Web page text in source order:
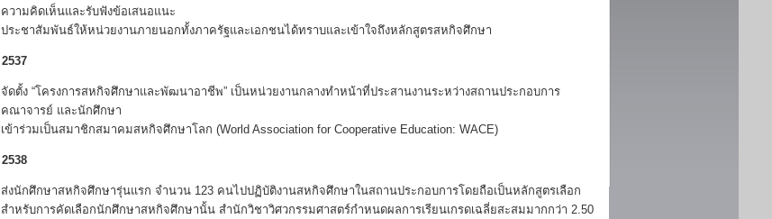
ความคิดเห็นและรับฟังข้อเสนอแนะ
ประชาสัมพันธ์ให้หน่วยงานภายนอกทั้งภาครัฐและเอกชนได้ทราบและเข้าใจถึงหลักสูตรสหกิจศึกษา
2537
จัดตั้ง “โครงการสหกิจศึกษาและพัฒนาอาชีพ” เป็นหน่วยงานกลางทำหน้าที่ประสานงานระหว่างสถานประกอบการ
คณาจารย์ และนักศึกษา
เข้าร่วมเป็นสมาชิกสมาคมสหกิจศึกษาโลก (World Association for Cooperative Education: WACE)
2538
ส่งนักศึกษาสหกิจศึกษารุ่นแรก จำนวน 123 คนไปปฏิบัติงานสหกิจศึกษาในสถานประกอบการโดยถือเป็นหลักสูตรเลือก
สำหรับการคัดเลือกนักศึกษาสหกิจศึกษานั้น สำนักวิชาวิศวกรรมศาสตร์กำหนดผลการเรียนเกรดเฉลี่ยสะสมมากกว่า 2.50